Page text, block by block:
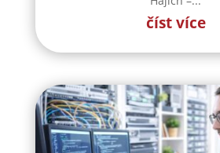
číst více